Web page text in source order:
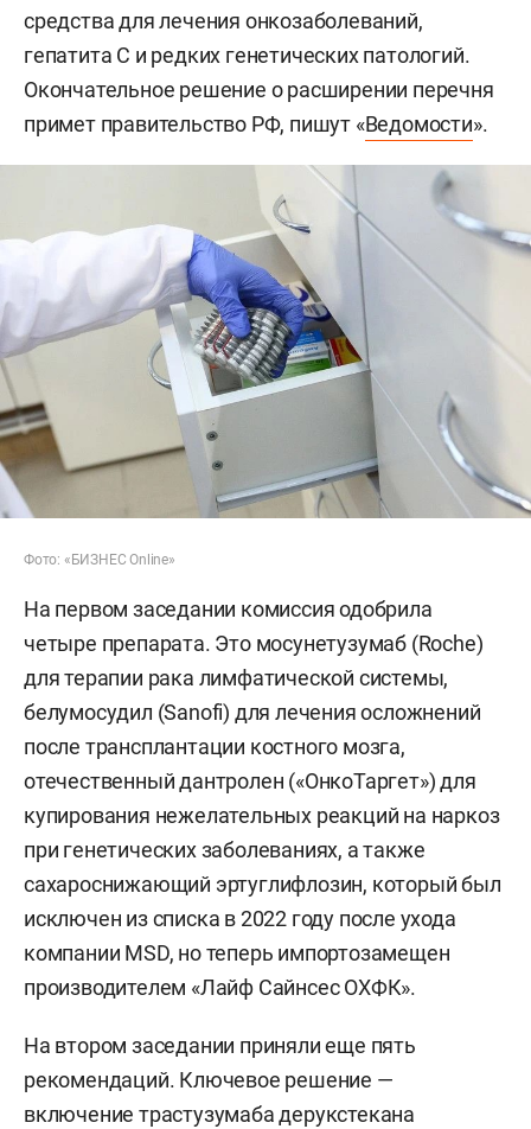
средства для лечения онкозаболеваний,
гепатита С и редких генетических патологий.
Окончательное решение о расширении перечня
примет правительство РФ, пишут «Ведомости».
Фото: «БИЗНЕС Online»
На первом заседании комиссия одобрила
четыре препарата. Это мосунетузумаб (Roche)
для терапии рака лимфатической системы,
белумосудил (Sanofi) для лечения осложнений
после трансплантации костного мозга,
отечественный дантролен («ОнкоТаргет») для
купирования нежелательных реакций на наркоз
при генетических заболеваниях, а также
сахароснижающий эртуглифлозин, который был
исключен из списка в 2022 году после ухода
компании MSD, но теперь импортозамещен
производителем «Лайф Сайнсес ОХФК».
На втором заседании приняли еще пять
рекомендаций. Ключевое решение —
включение трастузумаба дерукстекана